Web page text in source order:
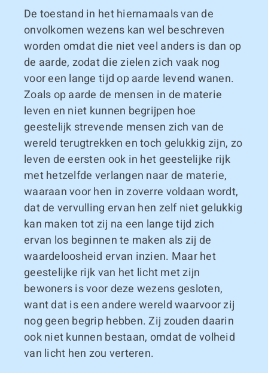
De toestand in het hiernamaals van de
onvolkomen wezens kan wel beschreven
worden omdat die niet veel anders is dan op
de aarde, zodat die zielen zich vaak nog
voor een lange tijd op aarde levend wanen.
Zoals op aarde de mensen in de materie
leven en niet kunnen begrijpen hoe
geestelijk strevende mensen zich van de
wereld terugtrekken en toch gelukkig zijn, zo
leven de eersten ook in het geestelijke rijk
met hetzelfde verlangen naar de materie,
waaraan voor hen in zoverre voldaan wordt,
dat de vervulling ervan hen zelf niet gelukkig
kan maken tot zij na een lange tijd zich
ervan los beginnen te maken als zij de
waardeloosheid ervan inzien. Maar het
geestelijke rijk van het licht met zijn
bewoners is voor deze wezens gesloten,
want dat is een andere wereld waarvoor zij
nog geen begrip hebben. Zij zouden daarin
ook niet kunnen bestaan, omdat de volheid
van licht hen zou verteren.